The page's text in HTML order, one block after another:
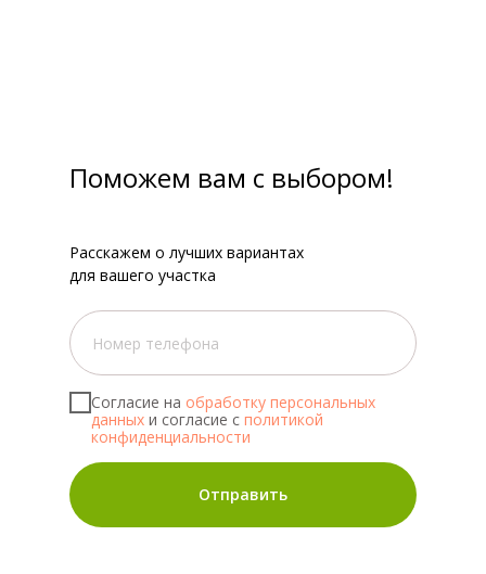
Согласие на обработку персональных
данных и согласие с политикой
конфиденциальности
Отправить
Поможем вам с выбором!
Расскажем о лучших вариантах
для вашего участка